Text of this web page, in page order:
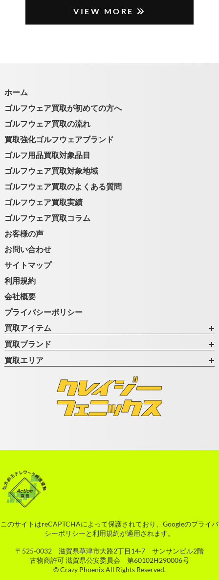
VIEW MORE
ホーム
ゴルフウェア買取が初めての方へ
ゴルフウェア買取の流れ
買取強化ゴルフウェアブランド
ゴルフ用品買取対象品目
ゴルフウェア買取対象地域
ゴルフウェア買取のよくある質問
ゴルフウェア買取実績
ゴルフウェア買取コラム
お客様の声
お問い合わせ
サイトマップ
利用規約
会社概要
プライバシーポリシー
買取アイテム
買取ブランド
買取エリア
このサイトはreCAPTCHAによって保護されており、Googleのプライバ
シーポリシーと利用規約が適用されます。
〒525-0032 滋賀県草津市大路2丁目14-7 サンサンビル2階
古物商許可 滋賀県公安委員会 第60102H290006号
© Crazy Phoenix All Rights Reserved.